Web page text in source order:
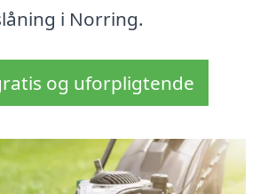
i Norring.
og uforpligtende